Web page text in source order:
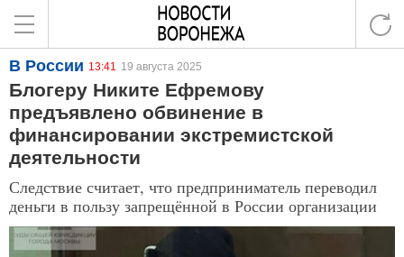
В России 13:41 19 августа 2025
Блогеру Никите Ефремову
предъявлено обвинение в
финансировании экстремистской
деятельности
Следствие считает, что предприниматель переводил
деньги в пользу запрещённой в России организации